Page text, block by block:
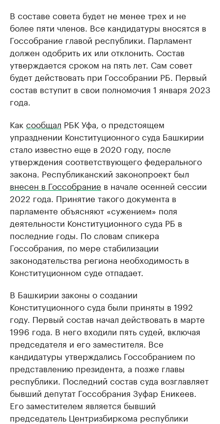
В составе совета будет не менее трех и не
более пяти членов. Все кандидатуры вносятся в
Госсобрание главой республики. Парламент
должен одобрить их или отклонить. Состав
утверждается сроком на пять лет. Сам совет
будет действовать при Госсобрании РБ. Первый
состав вступит в свои полномочия 1 января 2023
года.
Как сообщал РБК Уфа, о предстоящем
упразднении Конституционного суда Башкирии
стало известно еще в 2020 году, после
утверждения соответствующего федерального
закона. Республиканский законопроект был
внесен в Госсобрание в начале осенней сессии
2022 года. Принятие такого документа в
парламенте объясняют «сужением» поля
деятельности Конституционного суда РБ в
последние годы. По словам спикера
Госсобрания, по мере стабилизации
законодательства региона необходимость в
Конституционном суде отпадает.
В Башкирии законы о создании
Конституционного суда были приняты в 1992
году. Первый состав начал действовать в марте
1996 года. В него входили пять судей, включая
председателя и его заместителя. Все
кандидатуры утверждались Госсобранием по
представлению президента, а позже главы
республики. Последний состав суда возглавляет
бывший депутат Госсобрания Зуфар Еникеев.
Его заместителем является бывший
председатель Центризбиркома республики